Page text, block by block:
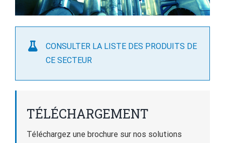
CONSULTER LA LISTE DES PRODUITS DE
CE SECTEUR
TÉLÉCHARGEMENT
Téléchargez une brochure sur nos solutions